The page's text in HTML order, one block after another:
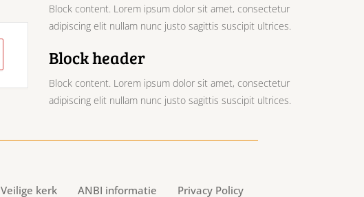
Block content. Lorem ipsum dolor sit amet, consectetur
adipiscing elit nullam nunc justo sagittis suscipit ultrices.
Block header
Block content. Lorem ipsum dolor sit amet, consectetur
adipiscing elit nullam nunc justo sagittis suscipit ultrices.
Veilige kerk ANBI informatie Privacy Policy